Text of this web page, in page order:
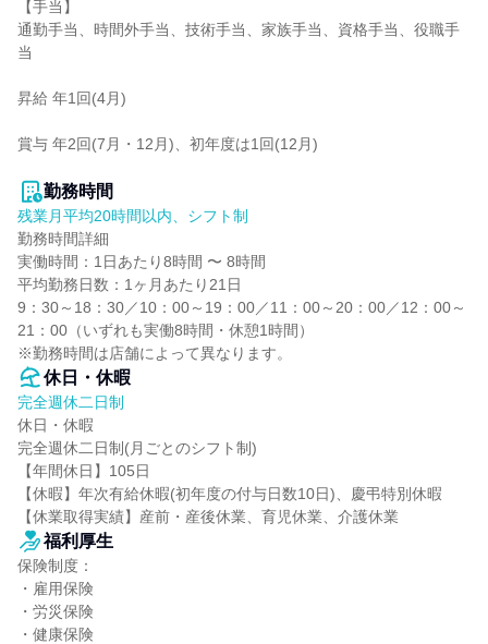
【手当】
通勤手当、時間外手当、技術手当、家族手当、資格手当、役職手
当
昇給 年1回(4月)
賞与 年2回(7月・12月)、初年度は1回(12月)
勤務時間
残業月平均20時間以内、シフト制
勤務時間詳細
実働時間：1日あたり8時間 〜 8時間
平均勤務日数：1ヶ月あたり21日
9：30～18：30／10：00～19：00／11：00～20：00／12：00～
21：00（いずれも実働8時間・休憩1時間）
※勤務時間は店舗によって異なります。
休日・休暇
完全週休二日制
休日・休暇
完全週休二日制(月ごとのシフト制)
【年間休日】105日
【休暇】年次有給休暇(初年度の付与日数10日)、慶弔特別休暇
【休業取得実績】産前・産後休業、育児休業、介護休業
福利厚生
保険制度：
・雇用保険
・労災保険
・健康保険